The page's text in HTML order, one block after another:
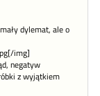
dylemat, ale o
img]
negatyw
z wyjątkiem